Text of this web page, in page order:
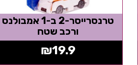
טרנסרייסר-2 ב-1 אמבולנס
ורכב שטח
₪19.9